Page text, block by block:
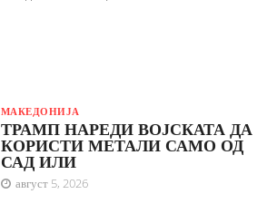
МАКЕДОНИЈА
ТРАМП НАРЕДИ ВОЈСКАТА ДА
КОРИСТИ МЕТАЛИ САМО ОД
САД ИЛИ
август 5, 2026